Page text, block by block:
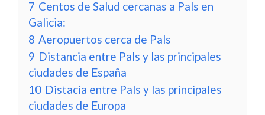
7 Centos de Salud cercanas a Pals en
Galicia:
8 Aeropuertos cerca de Pals
9 Distancia entre Pals y las principales
ciudades de España
10 Distacia entre Pals y las principales
ciudades de Europa